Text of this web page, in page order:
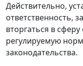
Действительно,
ответственность,
вторгаться в
регулируемую
законодательства.